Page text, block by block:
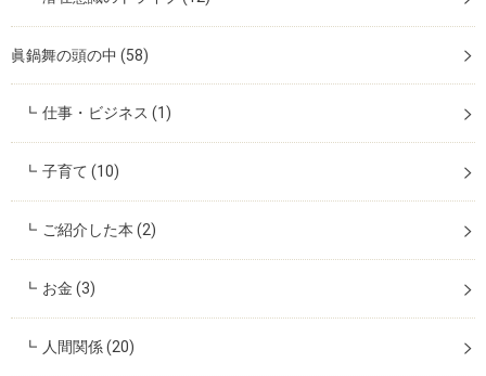
眞鍋舞の頭の中 (58)
仕事・ビジネス(1)
子育て(10)
ご紹介した本(2)
お金(3)
人間関係(20)